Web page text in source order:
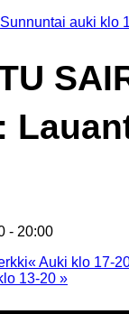
Sunnuntai auki klo
- 20:00
Auki klo 17-
13-20 »